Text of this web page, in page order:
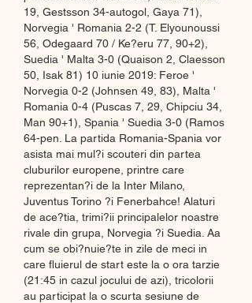
19, Gestsson 34-autogol, Gaya 71),
Norvegia ' Romania 2-2 (T. Elyounoussi
56, Odegaard 70 / Ke?eru 77, 90+2),
Suedia ' Malta 3-0 (Quaison 2, Claesson
50, Isak 81) 10 iunie 2019: Feroe '
Norvegia 0-2 (Johnsen 49, 83), Malta '
Romania 0-4 (Puscas 7, 29, Chipciu 34,
Man 90+1), Spania ' Suedia 3-0 (Ramos
64-pen. La partida Romania-Spania vor
asista mai mul?i scouteri din partea
cluburilor europene, printre care
reprezentan?i de la Inter Milano,
Juventus Torino ?i Fenerbahce! Alaturi
de ace?tia, trimi?ii principalelor noastre
rivale din grupa, Norvegia ?i Suedia. Aa
cum se obi?nuie?te in zile de meci in
care fluierul de start este la o ora tarzie
(21:45 in cazul jocului de azi), tricolorii
au participat la o scurta sesiune de